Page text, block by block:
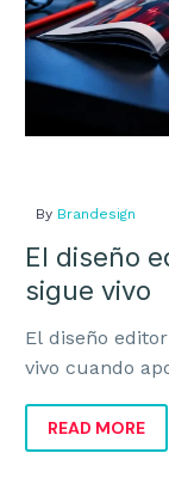
By Brandesign
El diseño
sigue vivo
El diseño
vivo cuando
READ MORE
BRANDING